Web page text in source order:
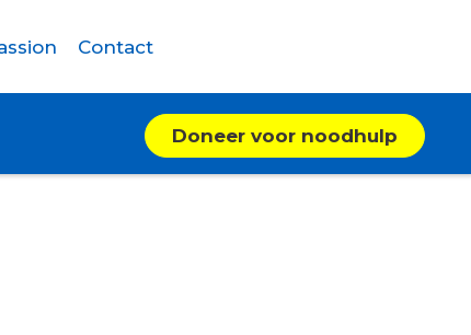
Contact
Doneer voor noodhulp